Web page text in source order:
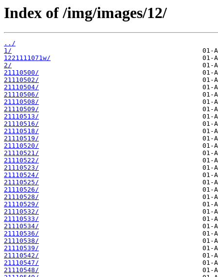
Index of /img/images/12/
../
1/
1221111071w/
2/
21110500/
21110502/
21110504/
21110506/
21110508/
21110509/
21110513/
21110516/
21110518/
21110519/
21110520/
21110521/
21110522/
21110523/
21110524/
21110525/
21110526/
21110528/
21110529/
21110532/
21110533/
21110534/
21110536/
21110538/
21110539/
21110542/
21110547/
21110548/